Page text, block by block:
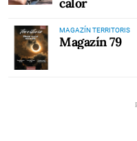
calor
MAGAZÍN TERRITORIS
Magazín 79